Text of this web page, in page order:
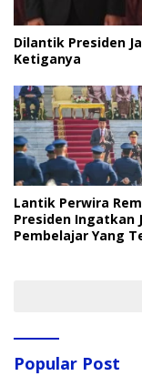
Dilantik Presiden
Ketiganya
Lantik Perwira
Presiden Ingatkan
Pembelajar Yang
Popular Post